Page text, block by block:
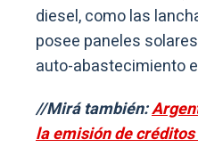
diesel, como las
posee paneles
auto-abastecimiento
//Mirá también:
la emisión de